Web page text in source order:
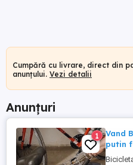
Cumpără cu livrare, direct din
anunțului. Vezi detalii
Anunțuri
1
Vand
putin